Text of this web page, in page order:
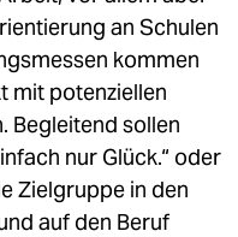
an Schulen
kommen
mit potenziellen
Begleitend sollen
nur Glück.“ oder
Zielgruppe in den
auf den Beruf